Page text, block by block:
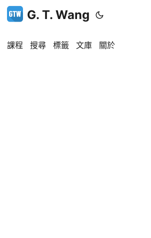
G. T. Wang
課程 搜尋 標籤 文庫 關於